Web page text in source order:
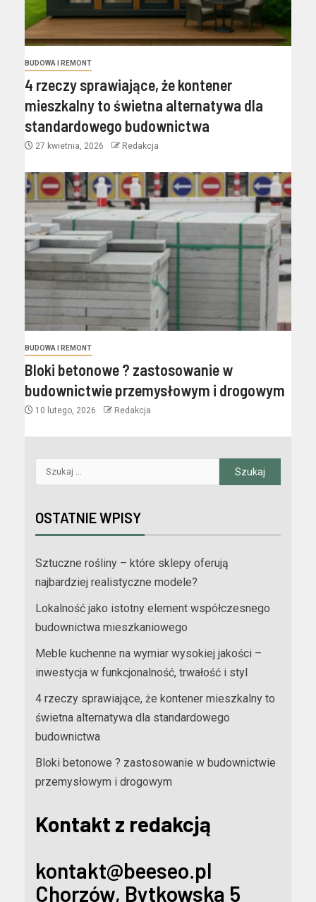
BUDOWA I REMONT
4 rzeczy sprawiające, że kontener
mieszkalny to świetna alternatywa dla
standardowego budownictwa
27 kwietnia, 2026 Redakcja
BUDOWA I REMONT
Bloki betonowe ? zastosowanie w
budownictwie przemysłowym i drogowym
10 lutego, 2026 Redakcja
OSTATNIE WPISY
Sztuczne rośliny – które sklepy oferują
najbardziej realistyczne modele?
Lokalność jako istotny element współczesnego
budownictwa mieszkaniowego
Meble kuchenne na wymiar wysokiej jakości –
inwestycja w funkcjonalność, trwałość i styl
4 rzeczy sprawiające, że kontener mieszkalny to
świetna alternatywa dla standardowego
budownictwa
Bloki betonowe ? zastosowanie w budownictwie
przemysłowym i drogowym
Kontakt z redakcją
kontakt@beeseo.pl
Chorzów, Bytkowska 5